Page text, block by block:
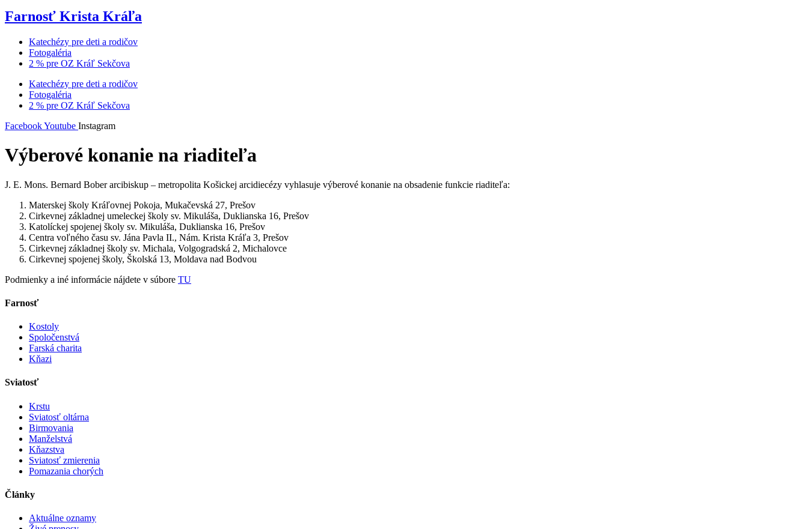
Farnosť Krista Kráľa
Katechézy pre deti a rodičov
Fotogaléria
2 % pre OZ Kráľ Sekčova
Katechézy pre deti a rodičov
Fotogaléria
2 % pre OZ Kráľ Sekčova
FacebookYoutube Instagram
Výberové konanie na riaditeľa
J. E. Mons. Bernard Bober arcibiskup – metropolita Košickej arcidiecézy vyhlasuje výberové konanie na obsadenie funkcie riaditeľa:
Materskej školy Kráľovnej Pokoja, Mukačevská 27, Prešov
Cirkevnej základnej umeleckej školy sv. Mikuláša, Duklianska 16, Prešov
Katolíckej spojenej školy sv. Mikuláša, Duklianska 16, Prešov
Centra voľného času sv. Jána Pavla II., Nám. Krista Kráľa 3, Prešov
Cirkevnej základnej školy sv. Michala, Volgogradská 2, Michalovce
Cirkevnej spojenej školy, Školská 13, Moldava nad Bodvou
Podmienky a iné informácie nájdete v súbore TU
Farnosť
Kostoly
Spoločenstvá
Farská charita
Kňazi
Sviatosť
Krstu
Sviatosť oltárna
Birmovania
Manželstvá
Kňazstva
Sviatosť zmierenia
Pomazania chorých
Články
Aktuálne oznamy